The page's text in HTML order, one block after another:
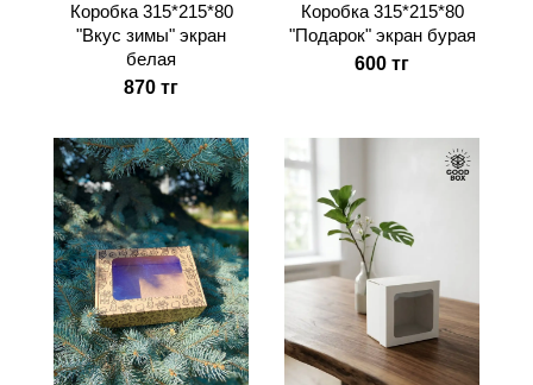
Коробка 315*215*80
"Вкус зимы" экран
белая
870 тг
Коробка 315*215*80
"Подарок" экран бурая
600 тг